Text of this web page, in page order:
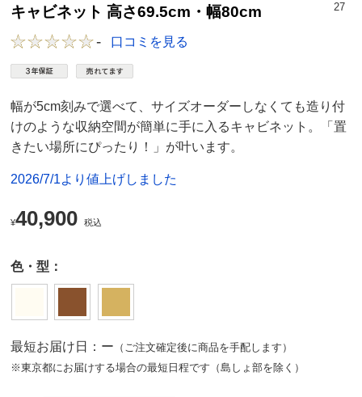
キャビネット 高さ69.5cm・幅80cm
27
- 口コミを見る
幅が5cm刻みで選べて、サイズオーダーしなくても造り付
けのような収納空間が簡単に手に入るキャビネット。「置
きたい場所にぴったり！」が叶います。
2026/7/1より値上げしました
¥40,900 税込
色・型：
最短お届け日：ー （ご注文確定後に商品を手配します）
※東京都にお届けする場合の最短日程です（島しょ部を除く）